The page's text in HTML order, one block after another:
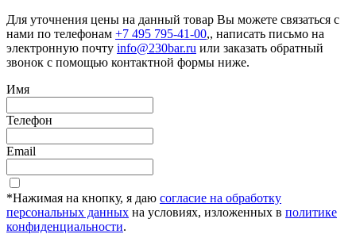
Для уточнения цены на данный товар Вы можете связаться с
нами по телефонам +7 495 795-41-00,, написать письмо на
электронную почту info@230bar.ru или заказать обратный
звонок с помощью контактной формы ниже.
Имя
Телефон
Email
*Нажимая на кнопку, я даю согласие на обработку
персональных данных на условиях, изложенных в политике
конфиденциальности.